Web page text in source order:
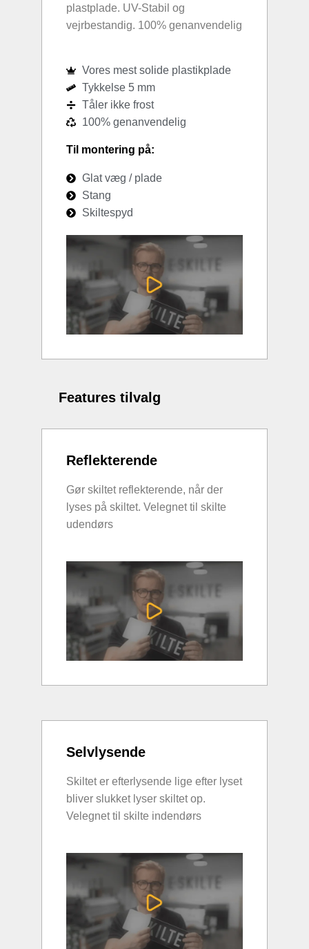
plastplade. UV-Stabil og
vejrbestandig. 100% genanvendelig
Vores mest solide plastikplade
Tykkelse 5 mm
Tåler ikke frost
100% genanvendelig
Til montering på:
Glat væg / plade
Stang
Skiltespyd
Features tilvalg
Reflekterende
Gør skiltet reflekterende, når der
lyses på skiltet. Velegnet til skilte
udendørs
Selvlysende
Skiltet er efterlysende lige efter lyset
bliver slukket lyser skiltet op.
Velegnet til skilte indendørs